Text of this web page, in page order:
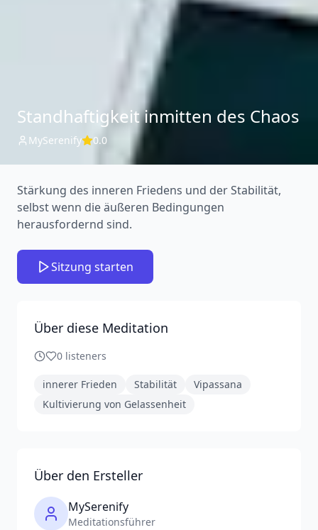
Standhaftigkeit inmitten des Chaos
MySerenify 0.0
Stärkung des inneren Friedens und der Stabilität,
selbst wenn die äußeren Bedingungen
herausfordernd sind.
Sitzung starten
Über diese Meditation
0 listeners
innerer Frieden Stabilität
Vipassana
Kultivierung von Gelassenheit
Über den Ersteller
MySerenify
Meditationsführer